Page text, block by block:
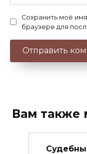
Сохранить моё
браузере для
Вам также